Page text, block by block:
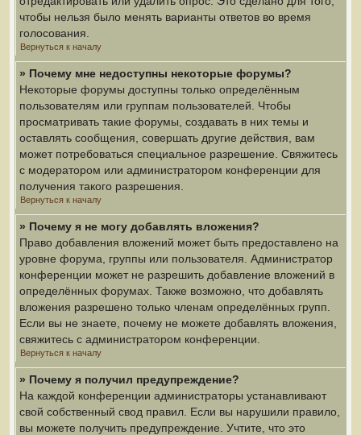
чтобы нельзя было менять варианты ответов во время
голосования.
Вернуться к началу
» Почему мне недоступны некоторые форумы?
Некоторые форумы доступны только определённым
пользователям или группам пользователей. Чтобы
просматривать такие форумы, создавать в них темы и
оставлять сообщения, совершать другие действия, вам
может потребоваться специальное разрешение. Свяжитесь
с модератором или администратором конференции для
получения такого разрешения.
Вернуться к началу
» Почему я не могу добавлять вложения?
Право добавления вложений может быть предоставлено на
уровне форума, группы или пользователя. Администратор
конференции может не разрешить добавление вложений в
определённых форумах. Также возможно, что добавлять
вложения разрешено только членам определённых групп.
Если вы не знаете, почему не можете добавлять вложения,
свяжитесь с администратором конференции.
Вернуться к началу
» Почему я получил предупреждение?
На каждой конференции администраторы устанавливают
свой собственный свод правил. Если вы нарушили правило,
вы можете получить предупреждение. Учтите, что это